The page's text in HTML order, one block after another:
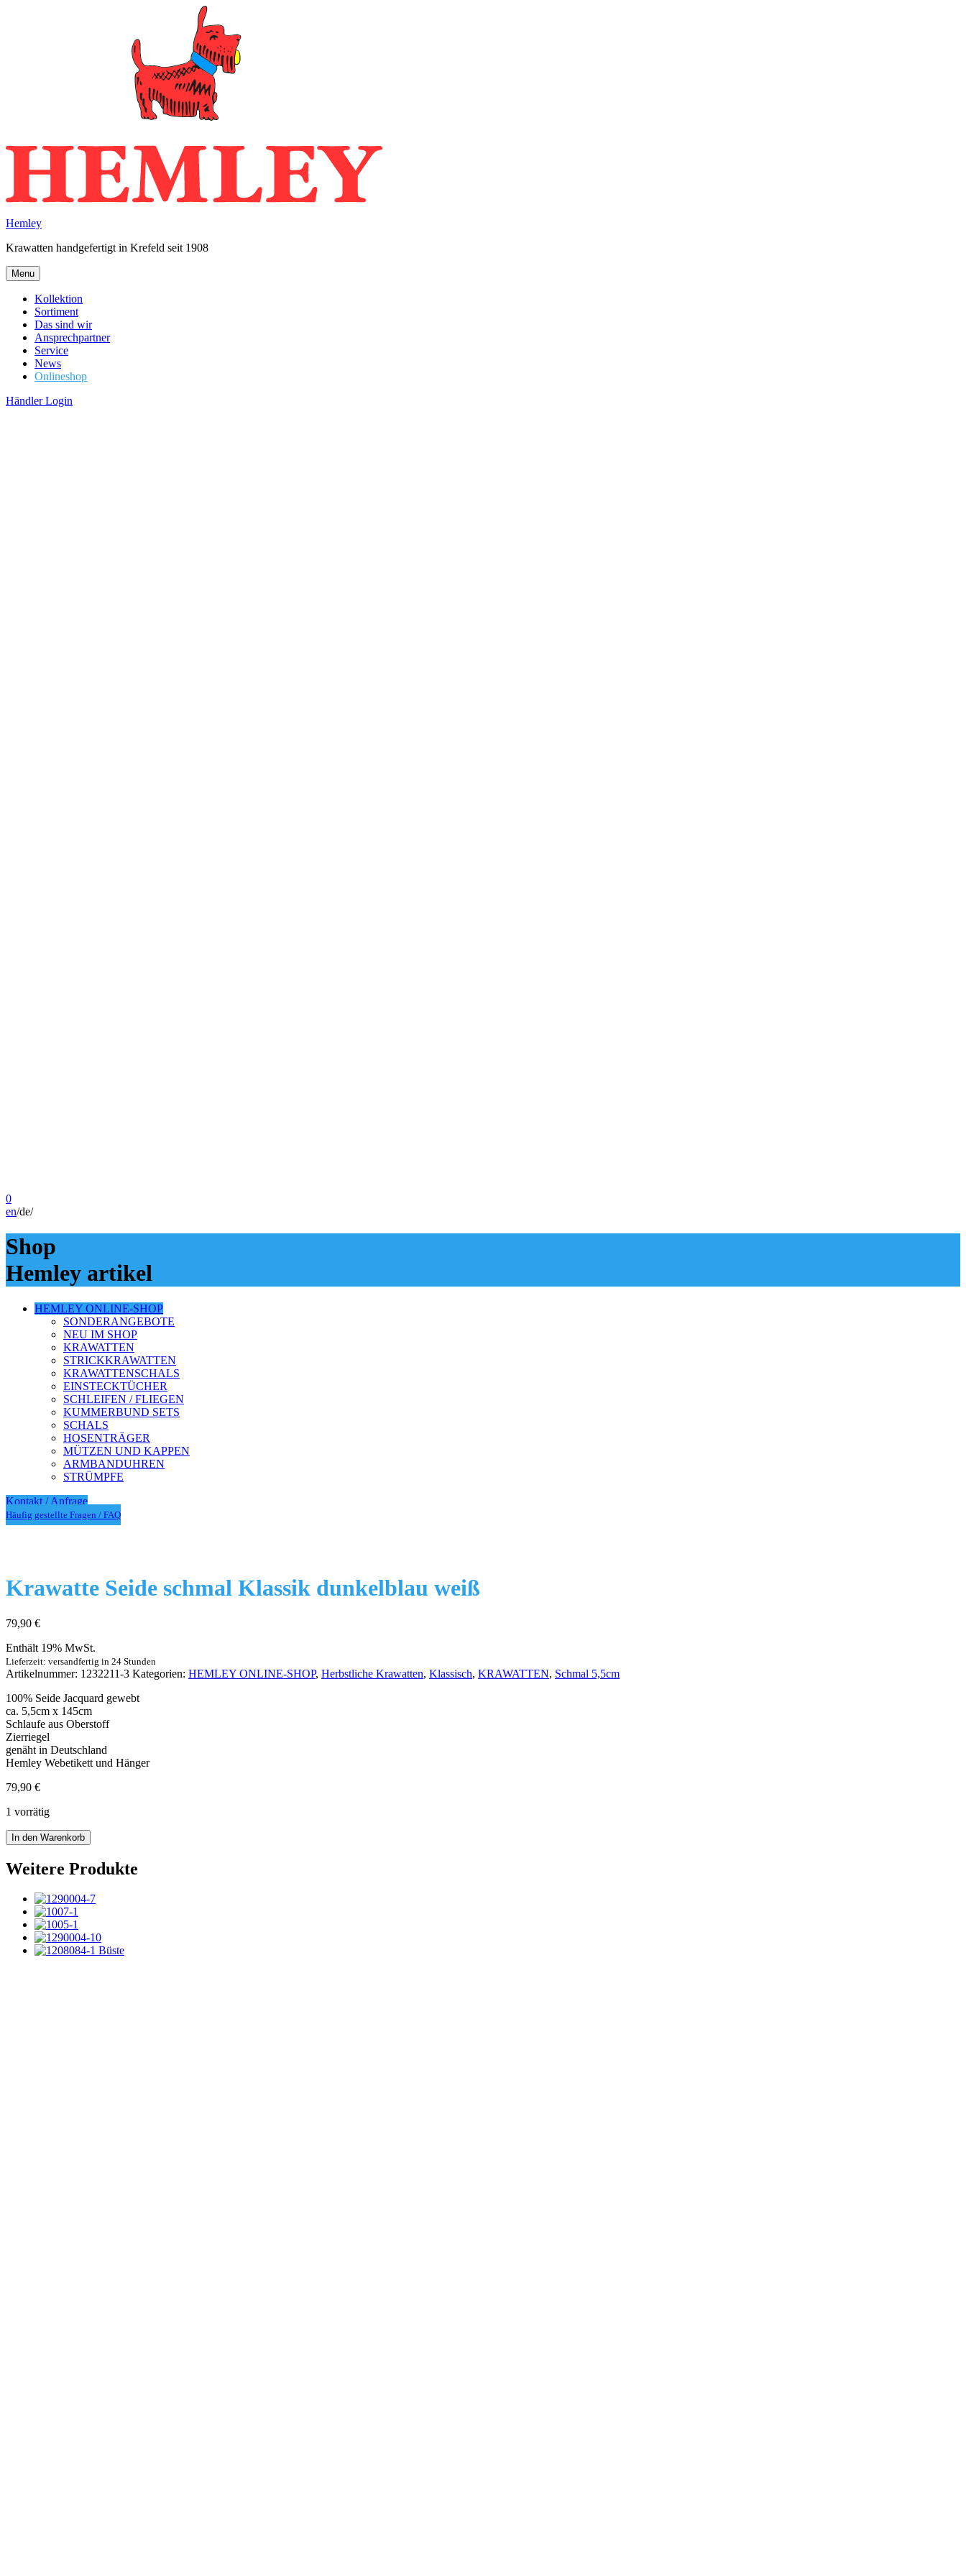
Hemley
Krawatten handgefertigt in Krefeld seit 1908
Menu
Kollektion
Sortiment
Das sind wir
Ansprechpartner
Service
News
Onlineshop
Händler Login
0
en/de/
Shop
Hemley artikel
HEMLEY ONLINE-SHOP
SONDERANGEBOTE
NEU IM SHOP
KRAWATTEN
STRICKKRAWATTEN
KRAWATTENSCHALS
EINSTECKTÜCHER
SCHLEIFEN / FLIEGEN
KUMMERBUND SETS
SCHALS
HOSENTRÄGER
MÜTZEN UND KAPPEN
ARMBANDUHREN
STRÜMPFE
Kontakt / Anfrage
Häufig gestellte Fragen / FAQ
Krawatte Seide schmal Klassik dunkelblau weiß
79,90 €
Enthält 19% MwSt.
Lieferzeit: versandfertig in 24 Stunden
Artikelnummer: 1232211-3 Kategorien: HEMLEY ONLINE-SHOP, Herbstliche Krawatten, Klassisch, KRAWATTEN, Schmal 5,5cm
100% Seide Jacquard gewebt
ca. 5,5cm x 145cm
Schlaufe aus Oberstoff
Zierriegel
genäht in Deutschland
Hemley Webetikett und Hänger
79,90 €
1 vorrätig
Krawatte
Seide
schmal
Klassik
weiß
Menge
In den Warenkorb
Weitere Produkte